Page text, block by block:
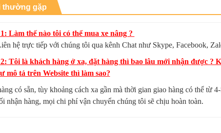
thường gặp
Làm thế nào tôi có thể mua xe nâng ?
hệ trực tiếp với chúng tôi qua kênh Chat như Skype, Facebook,
Tôi là khách hàng ở xa, đặt hàng thì bao lâu mới nhận được ?
mô tả trên Website thì làm sao?
có sẵn, tùy khoảng cách xa gần mà thời gian giao hàng có thể từ
nhận hàng, mọi chi phí vận chuyển chúng tôi sẽ chịu hoàn toàn.